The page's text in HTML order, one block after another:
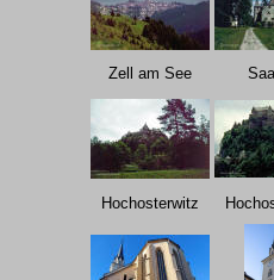
Zell am See
Hochosterwitz